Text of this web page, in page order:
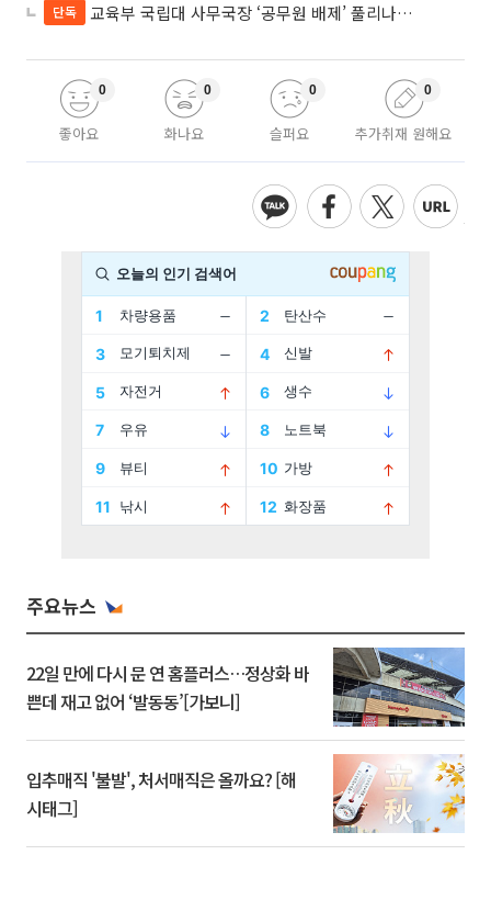
단독 교육부 국립대 사무국장 ‘공무원 배제’ 풀리나…응시자격 다시 열렸다
좋아요
0
화나요
0
슬퍼요
0
추가취재 원해요
0
주요뉴스
22일 만에 다시 문 연 홈플러스…정상화 바
쁜데 재고 없어 ‘발동동’[가보니]
입추매직 '불발', 처서매직은 올까요? [해
시태그]